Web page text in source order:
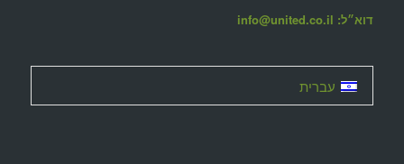
דוא״ל: info@united.co.il
עברית